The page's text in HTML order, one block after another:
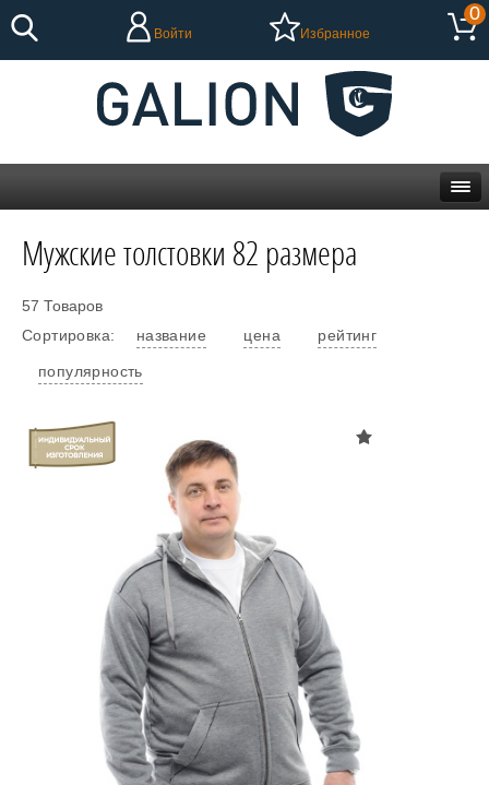
Войти Избранное
0
Мужские толстовки 82 размера
Сортировка: название цена рейтинг
популярность
57 Товаров